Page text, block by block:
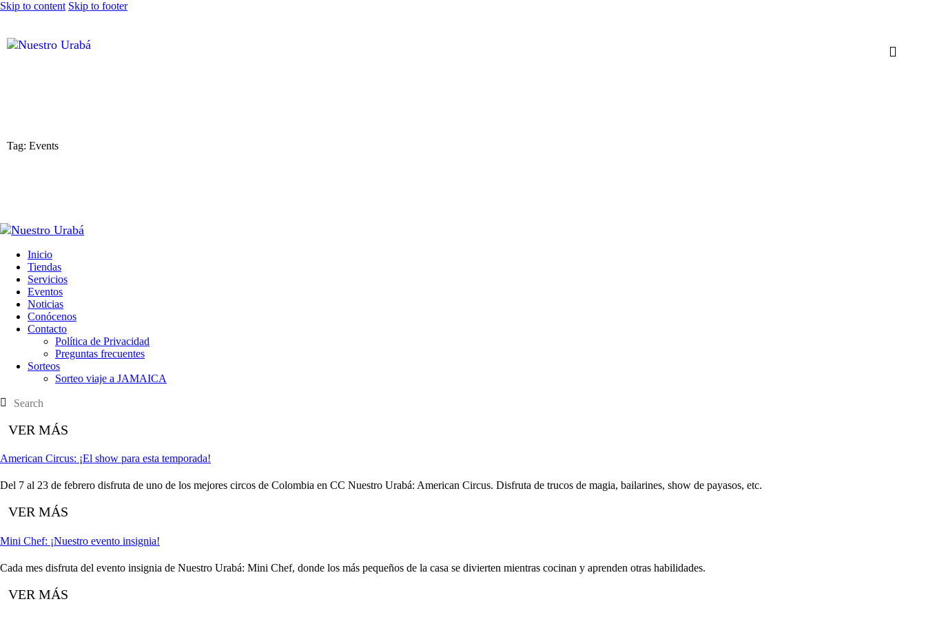
Skip to content Skip to footer
Tag: Events
Inicio
Tiendas
Servicios
Eventos
Noticias
Conócenos
Contacto
Política de Privacidad
Preguntas frecuentes
Sorteos
Sorteo viaje a JAMAICA
American Circus: ¡El show para esta temporada!
Del 7 al 23 de febrero disfruta de uno de los mejores circos de Colombia en CC Nuestro Urabá: American Circus. Disfruta de trucos de magia, bailarines, show de payasos, etc.
Mini Chef: ¡Nuestro evento insignia!
Cada mes disfruta del evento insignia de Nuestro Urabá: Mini Chef, donde los más pequeños de la casa se divierten mientras cocinan y aprenden otras habilidades.